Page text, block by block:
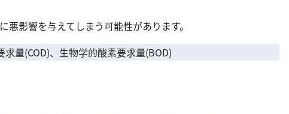
影響を与えてしまう可能性があります。
量(COD)、生物学的酸素要求量(BOD)